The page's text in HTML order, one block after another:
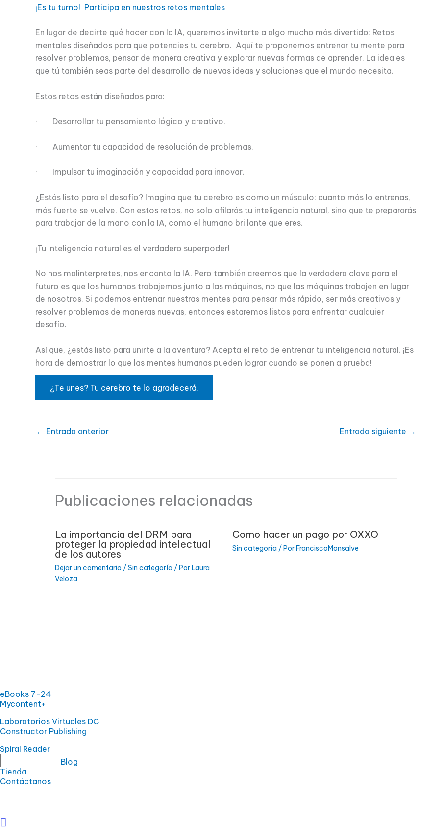
¡Es tu turno! Participa en nuestros retos mentales
En lugar de decirte qué hacer con la IA, queremos invitarte a algo mucho más divertido: Retos
mentales diseñados para que potencies tu cerebro. Aquí te proponemos entrenar tu mente para
resolver problemas, pensar de manera creativa y explorar nuevas formas de aprender. La idea es
que tú también seas parte del desarrollo de nuevas ideas y soluciones que el mundo necesita.
Estos retos están diseñados para:
· Desarrollar tu pensamiento lógico y creativo.
· Aumentar tu capacidad de resolución de problemas.
· Impulsar tu imaginación y capacidad para innovar.
¿Estás listo para el desafío? Imagina que tu cerebro es como un músculo: cuanto más lo entrenas,
más fuerte se vuelve. Con estos retos, no solo afilarás tu inteligencia natural, sino que te prepararás
para trabajar de la mano con la IA, como el humano brillante que eres.
¡Tu inteligencia natural es el verdadero superpoder!
No nos malinterpretes, nos encanta la IA. Pero también creemos que la verdadera clave para el
futuro es que los humanos trabajemos junto a las máquinas, no que las máquinas trabajen en lugar
de nosotros. Si podemos entrenar nuestras mentes para pensar más rápido, ser más creativos y
resolver problemas de maneras nuevas, entonces estaremos listos para enfrentar cualquier
desafío.
Así que, ¿estás listo para unirte a la aventura? Acepta el reto de entrenar tu inteligencia natural. ¡Es
hora de demostrar lo que las mentes humanas pueden lograr cuando se ponen a prueba!
¿Te unes? Tu cerebro te lo agradecerá.
← Entrada anterior Entrada siguiente →
Publicaciones relacionadas
La importancia del DRM para
proteger la propiedad intelectual
de los autores
Dejar un comentario /Sin categoría / PorLaura
Veloza
Como hacer un pago por OXXO
Sin categoría / PorFranciscoMonsalve
eBooks 7-24
Mycontent+
Laboratorios Virtuales DC
Constructor Publishing
Spiral Reader
Blog
Tienda
Contáctanos